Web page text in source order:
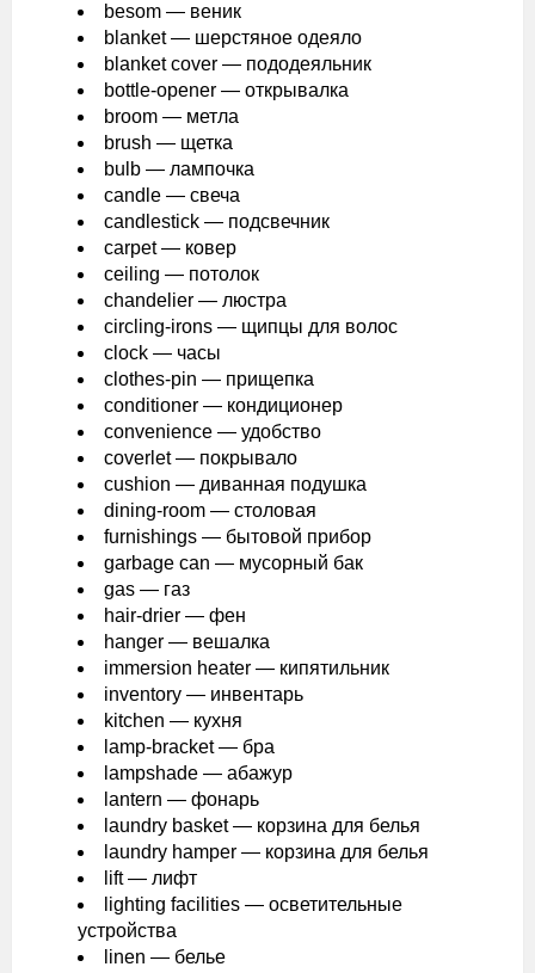
besom — веник
blanket — шерстяное одеяло
blanket cover — пододеяльник
bottle-opener — открывалка
broom — метла
brush — щетка
bulb — лампочка
candle — свеча
candlestick — подсвечник
carpet — ковер
ceiling — потолок
chandelier — люстра
circling-irons — щипцы для волос
clock — часы
clothes-pin — прищепка
conditioner — кондиционер
convenience — удобство
coverlet — покрывало
cushion — диванная подушка
dining-room — столовая
furnishings — бытовой прибор
garbage can — мусорный бак
gas — газ
hair-drier — фен
hanger — вешалка
immersion heater — кипятильник
inventory — инвентарь
kitchen — кухня
lamp-bracket — бра
lampshade — абажур
lantern — фонарь
laundry basket — корзина для белья
laundry hamper — корзина для белья
lift — лифт
lighting facilities — осветительные
устройства
linen — белье